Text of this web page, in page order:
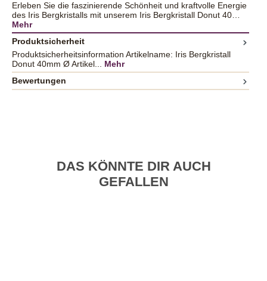
Erleben Sie die faszinierende Schönheit und kraftvolle Energie
des Iris Bergkristalls mit unserem Iris Bergkristall Donut 40…
Mehr
Produktsicherheit
Produktsicherheitsinformation Artikelname: Iris Bergkristall
Donut 40mm Ø Artikel... Mehr
Bewertungen
DAS KÖNNTE DIR AUCH
GEFALLEN